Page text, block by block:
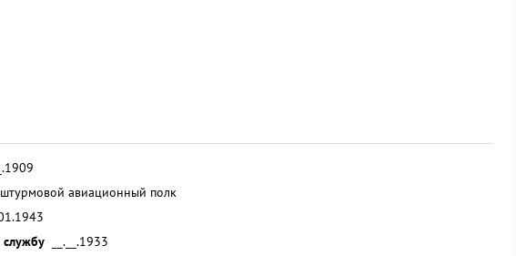
авиационный полк
службу
__.__.1933